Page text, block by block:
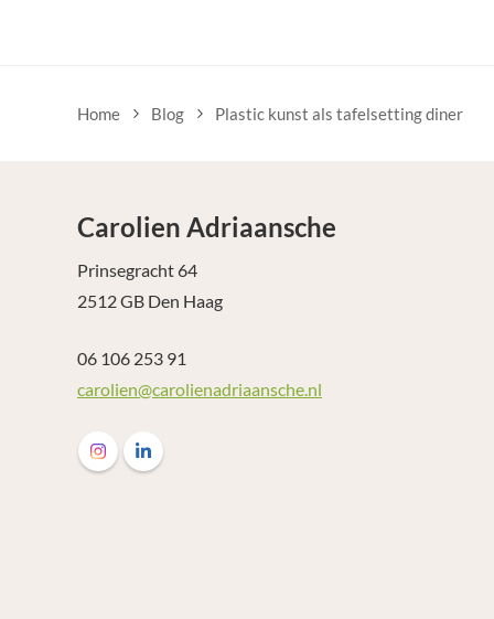
Home Blog Plastic kunst als tafelsetting diner
Carolien Adriaansche
Prinsegracht 64
2512 GB Den Haag
06 106 253 91
carolien@carolienadriaansche.nl
Volg ons op Instagram Carolien Adriaansche
Volg ons op LinkedIn Carolien Adriaansche